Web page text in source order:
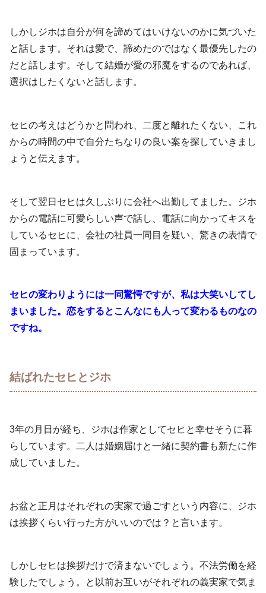
しかしジホは自分が何を諦めてはいけないのかに気づいた
と話します。それは愛で、諦めたのではなく最優先したの
だと話します。そして結婚が愛の邪魔をするのであれば、
選択はしたくないと話します。
セヒの考えはどうかと問われ、二度と離れたくない、これ
からの時間の中で自分たちなりの良い案を探していきまし
ょうと伝えます。
そして翌日セヒは久しぶりに会社へ出勤してました。ジホ
からの電話に可愛らしい声で話し、電話に向かってキスを
しているセヒに、会社の社員一同目を疑い、驚きの表情で
固まっています。
セヒの変わりようには一同驚愕ですが、私は大笑いしてし
まいました。恋をするとこんなにも人って変わるものなの
ですね。
結ばれたセヒとジホ
3年の月日が経ち、ジホは作家としてセヒと幸せそうに暮
らしています。二人は婚姻届けと一緒に契約書も新たに作
成していました。
お盆と正月はそれぞれの実家で過ごすという内容に、ジホ
は挨拶くらい行った方がいいのでは？と言います。
しかしセヒは挨拶だけで済まないでしょう。不法労働を経
験したでしょう。と以前お互いがそれぞれの義実家で気ま